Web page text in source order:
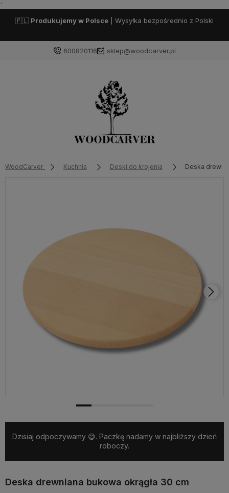
'
🇵🇱 Produkujemy w Polsce | Wysyłka bezpośrednio z Polski
600820116 sklep@woodcarver.pl
WoodCarver Kuchnia Deski do krojenia Deska
Dzisiaj odpoczywamy 😅. Paczkę nadamy w najbliższy dzień
roboczy.
Deska drewniana bukowa okrągła 30 cm